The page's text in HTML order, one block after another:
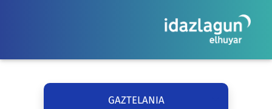
GAZTELANIA